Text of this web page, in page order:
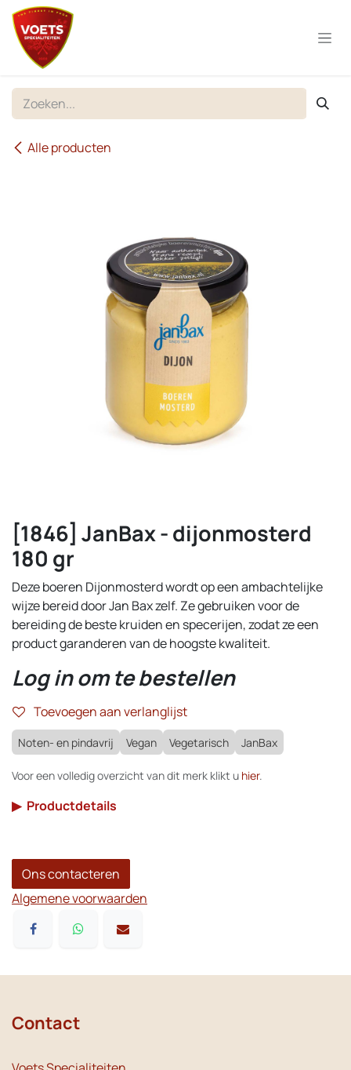
Overslaan naar inhoud
Alle producten
[1846] JanBax - dijonmosterd
180 gr
Deze boeren Dijonmosterd wordt op een ambachtelijke
wijze bereid door Jan Bax zelf. Ze gebruiken voor de
bereiding de beste kruiden en specerijen, zodat ze een
product garanderen van de hoogste kwaliteit.
Log in om te bestellen
Toevoegen aan verlanglijst
Noten- en pindavrij Vegan Vegetarisch JanBax
Voor een volledig overzicht van dit merk klikt u hier.
▶ Productdetails
Ons contacteren
Algemene voorwaarden
Contact